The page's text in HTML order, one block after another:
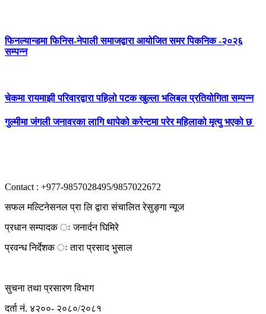
फिनल्यान्डमा फिनिस-नेपाली समाजद्वारा आयोजित समर पिकनिक -२०२६
सम्पन्न
चेकमा रायमाझी परिवारद्वारा पहिलो पटक खुल्ला भलिबल प्रतियोगिता सम्पन्न
गुल्मीमा जंगली जनावरका लागि थापेको करेन्टमा परेर महिलाको मृत्यु भएको छ
Contact : +977-9857028495/9857022672
सफल मल्टिनेसनल प्रा लि द्वारा संचालित रेसुङ्गा न्यूज
प्रधान सम्पादक ः जनार्दन घिमिरे
प्रवन्ध निर्देशक ः तारा प्रसाद भुसाल
सुचना तथा प्रसारण विभाग
दर्ता नं. ४२००- २०८०/२०८१